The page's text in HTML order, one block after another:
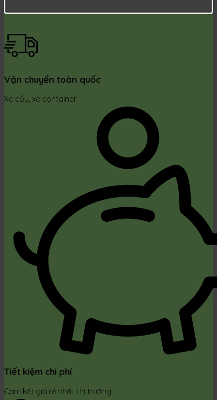
Vận chuyển toàn quốc
Xe cẩu, xe container
Tiết kiệm chi phí
Cam kết giá rẻ nhất thị trường